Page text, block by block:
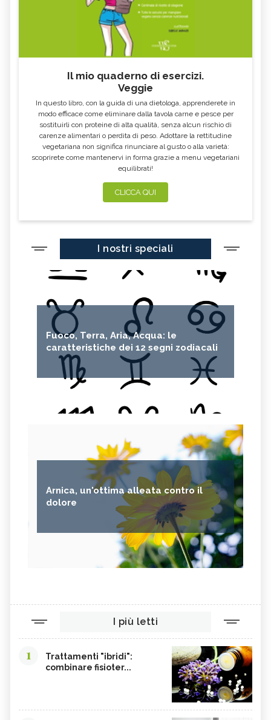
Il mio quaderno di esercizi.
Veggie
In questo libro, con la guida di una dietologa, apprenderete in
modo efficace come eliminare dalla tavola carne e pesce per
sostituirli con proteine di alta qualità, senza alcun rischio di
carenze alimentari o perdita di peso. Adottare la rettitudine
vegetariana non significa rinunciare al gusto o alla varietà:
scoprirete come mantenervi in forma grazie a menu vegetariani
equilibrati!
CLICCA QUI
I nostri speciali
Fuoco, Terra, Aria, Acqua: le
caratteristiche dei 12 segni zodiacali
Arnica, un'ottima alleata contro il
dolore
I più letti
1
Trattamenti "ibridi":
combinare fisioter...